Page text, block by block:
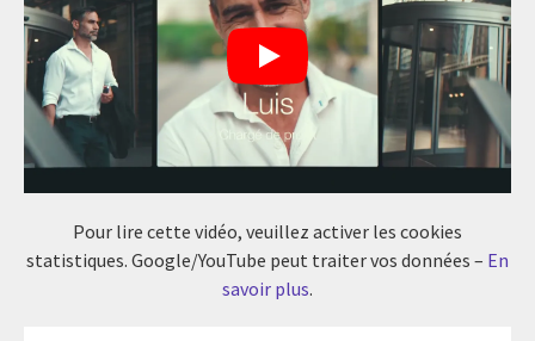
Pour lire cette vidéo, veuillez activer les cookies
statistiques. Google/YouTube peut traiter vos données – En
savoir plus.